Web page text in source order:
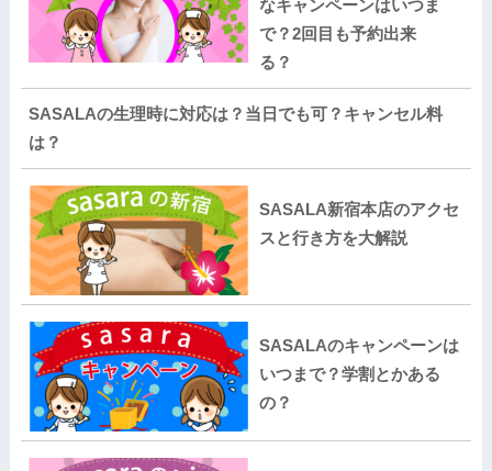
なキャンペーンはいつま
で？2回目も予約出来
る？
SASALAの生理時に対応は？当日でも可？キャンセル料
は？
SASALA新宿本店のアクセ
スと行き方を大解説
SASALAのキャンペーンは
いつまで？学割とかある
の？